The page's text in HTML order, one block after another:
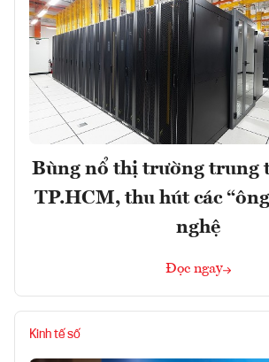
Bùng nổ thị trường trung
TP.HCM, thu hút các
nghệ
Đọc ngay
Kinh tế số